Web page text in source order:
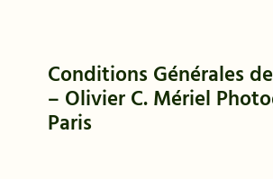
Conditions Générales
– Olivier C. Mériel
Paris